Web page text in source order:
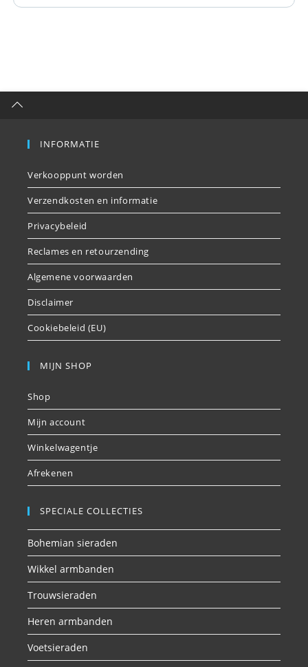
INFORMATIE
Verkooppunt worden
Verzendkosten en informatie
Privacybeleid
Reclames en retourzending
Algemene voorwaarden
Disclaimer
Cookiebeleid (EU)
MIJN SHOP
Shop
Mijn account
Winkelwagentje
Afrekenen
SPECIALE COLLECTIES
Bohemian sieraden
Wikkel armbanden
Trouwsieraden
Heren armbanden
Voetsieraden